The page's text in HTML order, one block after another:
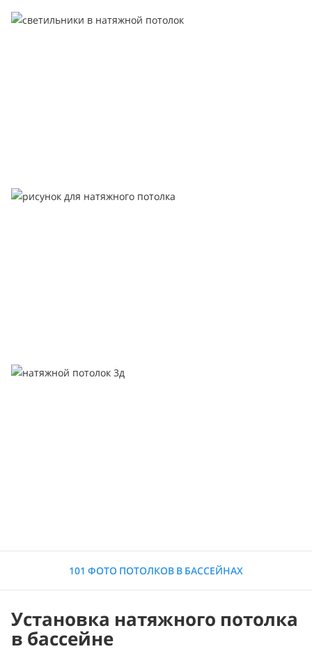
101 ФОТО ПОТОЛКОВ В БАССЕЙНАХ
Установка натяжного потолка
в бассейне